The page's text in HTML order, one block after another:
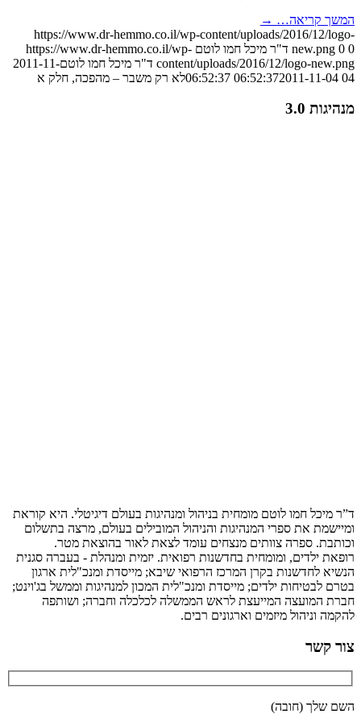
המשך קריאה… →
https://www.dr-hemmo.co.il/wp-content/uploads/2016/12/logo-
new.png 0 0 ד"ר מיכל חמו לוטם https://www.dr-hemmo.co.il/wp-
content/uploads/2016/12/logo-new.png ד"ר מיכל חמו לוטם2011-11-
04 06:52:37
2011-11-04 06:52:37 לא רק משבר – מהפכה, חלק א
מנהיגות 3.0
ד”ר מיכל חמו לוטם מומחית בניהול ומנהיגות בעולם דיגיטלי. היא קוראת
ומיישמת את ספרי המנהיגות והניהול המובילים בעולם, מרצה בתשלום
וכותבת. ספרה צוותים מנצחים עומד לצאת לאור בהוצאת מטר.
רופאת ילדים, ומומחית בחדשנות רפואית. יזמית ומנהלת - בעברה סגנית
הנשיא לחדשנות בקרן המרכז הרפואי שיבא; מייסדת ומנכ"לית ארגון
בטרם לבטיחות ילדים; מייסדת ומנכ"לית המכון למנהיגות וממשל בג'וינט;
חברת המועצה המייעצת לראש הממשלה לכלכלה וחברה; ושותפה
להקמה וניהול מיזמים וארגונים רבים.
צור קשר
השם שלך (חובה)